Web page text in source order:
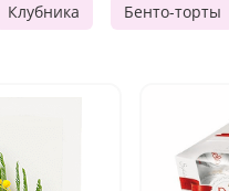
Клубника Бенто-торты